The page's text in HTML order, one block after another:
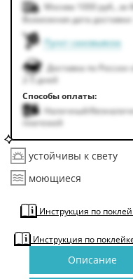
Москва 1000руб. за
Возможная дата
Пункт самовывоза
Доставка по России
2-5 дней
Способы оплаты:
Наличный/
платежей
устойчивы к свету
моющиеся
Инструкция по
Инструкция по
Описание